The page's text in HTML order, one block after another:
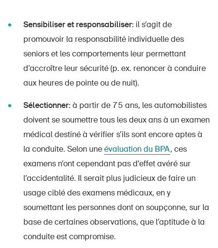
Sensibiliser et responsabiliser: il s’agit de
promouvoir la responsabilité individuelle des
seniors et les comportements leur permettant
d’accroître leur sécurité (p. ex. renoncer à conduire
aux heures de pointe ou de nuit).
Sélectionner: à partir de 75 ans, les automobilistes
doivent se soumettre tous les deux ans à un examen
médical destiné à vérifier s’ils sont encore aptes à
la conduite. Selon uneévaluation du BPA, ces
examens n’ont cependant pas d’effet avéré sur
l’accidentalité. Il serait plus judicieux de faire un
usage ciblé des examens médicaux, en y
soumettant les personnes dont on soupçonne, sur la
base de certaines observations, que l’aptitude à la
conduite est compromise.